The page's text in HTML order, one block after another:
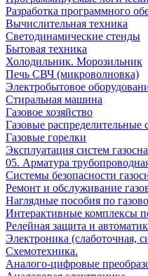
Разработка программного
Вычислительная техника
Светодинамические стенды
Бытовая техника
Холодильник. Морозильник
Печь СВЧ (микроволновка)
Электробытовое
Стиральная машина
Газовое хозяйство
Газовые распределительные
Газовые горелки
Эксплуатация систем
05. Арматура
Системы безопасности
Ремонт и обслуживание
Наглядные пособия по
Интерактивные комплексы
Релейная защита и
Электроника (слаботочная,
Схемотехника.
Аналого-цифровые